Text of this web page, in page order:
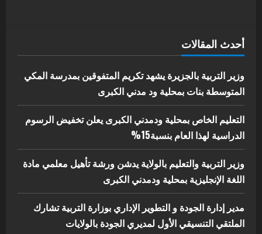
5
البيئة بالمحلية
يوليو 29, 2026
أحدث المقالات
وزير التربية بالجزيرة يشهد تكريم المتفوقين بمدرسة المكي
المتوسطة بنات بمحلية ود مدني الكبرى
التعليم الخاص بمحلية ودمدني الكبرى يعلن تخفيض الرسوم
الدراسية لهذا العام بنسبة15%
وزير التربية والتعليم بالولاية يدشن ورشة تأهيل معلمي مادة
اللغة الإنجليزية بمحلية ودمدني الكبرى
مدير إدارة الجودة و التطوير الإداري بوزارة التربية تشارك
الملتقي التنسيقي الأول لمديري الجودة بالولايات